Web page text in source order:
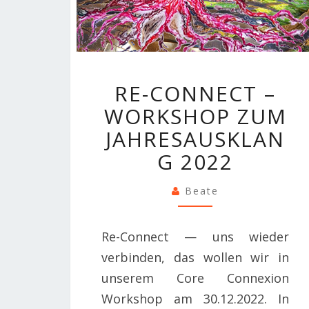
CONNECT
–
WORKSHOP
ZUM
RE-CONNECT –
WORKSHOP ZUM
JAHRESAUSKLAN
G 2022
Beate
Re-Connect — uns wieder
verbinden, das wollen wir in
unserem Core Connexion
Workshop am 30.12.2022. In